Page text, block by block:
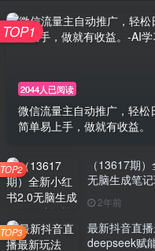
2044人已阅读
微信流量主自动推广，轻松
简单易上手，做就有收益。
TOP1
（13617期
无脑生成笔
2年前
TOP2
最新抖音直
deepseek赋
TOP3